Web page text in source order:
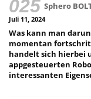
Sphero
Juli 11, 2024
Was kann man
momentan
handelt sich hierbei
appgesteuerten
interessanten